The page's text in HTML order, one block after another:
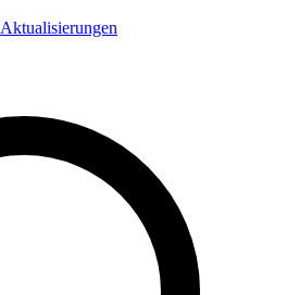
Aktualisierungen